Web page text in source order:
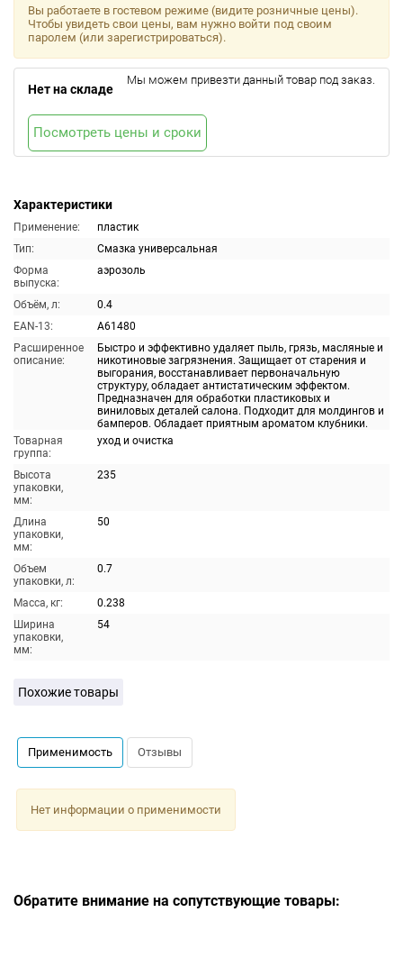
Характеристики
Применение:
пластик
Тип:
Смазка универсальная
Форма
выпуска:
аэрозоль
Объём, л:
0.4
EAN-13:
A61480
Расширенное
описание:
Быстро и эффективно удаляет пыль, грязь, масляные и
никотиновые загрязнения. Защищает от старения и
выгорания, восстанавливает первоначальную
структуру, обладает антистатическим эффектом.
Предназначен для обработки пластиковых и
виниловых деталей салона. Подходит для молдингов и
бамперов. Обладает приятным ароматом клубники.
Товарная
группа:
уход и очистка
Высота
упаковки,
мм:
235
Длина
упаковки,
мм:
50
Объем
упаковки, л:
0.7
Масса, кг:
0.238
Ширина
упаковки,
мм:
54
Вы работаете в гостевом режиме (видите розничные цены).
Чтобы увидеть свои цены, вам нужно войти под своим
паролем (или зарегистрироваться).
Нет на складе
Мы можем привезти данный товар под заказ.
Посмотреть цены и сроки
Похожие товары
Применимость Отзывы
Нет информации о применимости
Обратите внимание на сопутствующие товары: